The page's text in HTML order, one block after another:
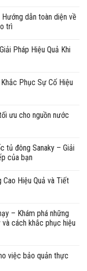
dẫn toàn diện về
trì
Pháp Hiệu Quả Khi
Phục Sự Cố Hiệu
ưu cho nguồn nước
tủ đông Sanaky – Giải
của bạn
Hiệu Quả và Tiết
– Khám phá những
và cách khắc phục hiệu
việc bảo quản thực